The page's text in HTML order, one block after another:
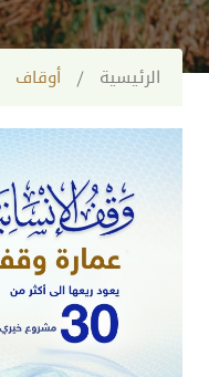
الرئيسية أوقاف